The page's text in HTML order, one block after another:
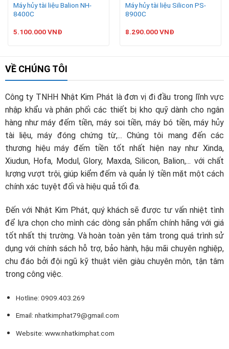
Máy hủy tài liệu Balion NH-
8400C
5.100.000VNĐ
Máy hủy tài liệu Silicon PS-
8900C
8.290.000VNĐ
VỀ CHÚNG TÔI
Công ty TNHH Nhật Kim Phát là đơn vị đi đầu trong lĩnh vực
nhập khẩu và phân phối các thiết bị kho quỹ dành cho ngân
hàng như máy đếm tiền, máy soi tiền, máy bó tiền, máy hủy
tài liệu, máy đóng chứng từ,... Chúng tôi mang đến các
thương hiệu máy đếm tiền tốt nhất hiện nay như Xinda,
Xiudun, Hofa, Modul, Glory, Maxda, Silicon, Balion,... với chất
lượng vượt trội, giúp kiểm đếm và quản lý tiền mặt một cách
chính xác tuyệt đối và hiệu quả tối đa.
Đến với Nhật Kim Phát, quý khách sẽ được tư vấn nhiệt tình
để lựa chọn cho mình các dòng sản phẩm chính hãng với giá
tốt nhất thị trường. Và hoàn toàn yên tâm trong quá trình sử
dụng với chính sách hỗ trợ, bảo hành, hậu mãi chuyên nghiệp,
chu đáo bởi đội ngũ kỹ thuật viên giàu chuyên môn, tận tâm
trong công việc.
Hotline: 0909.403.269
Email: nhatkimphat79@gmail.com
Website: www.nhatkimphat.com